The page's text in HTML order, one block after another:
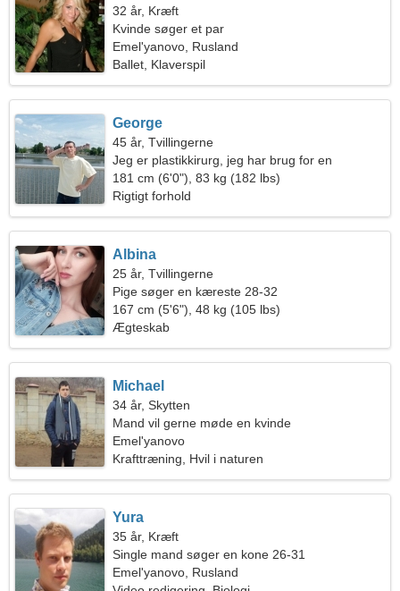
32 år, Kræft
Kvinde søger et par
Emel'yanovo, Rusland
Ballet, Klaverspil
George
45 år, Tvillingerne
Jeg er plastikkirurg, jeg har brug for en
beskeden kvinde
181 cm (6'0"), 83 kg (182 lbs)
Rigtigt forhold
Albina
25 år, Tvillingerne
Pige søger en kæreste 28-32
167 cm (5'6"), 48 kg (105 lbs)
Ægteskab
Michael
34 år, Skytten
Mand vil gerne møde en kvinde
Emel'yanovo
Krafttræning, Hvil i naturen
Yura
35 år, Kræft
Single mand søger en kone 26-31
Emel'yanovo, Rusland